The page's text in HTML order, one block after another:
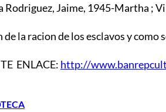
Rodriguez, Jaime, 1945-Martha ;
de la racion de los esclavos y
ENLACE: http://